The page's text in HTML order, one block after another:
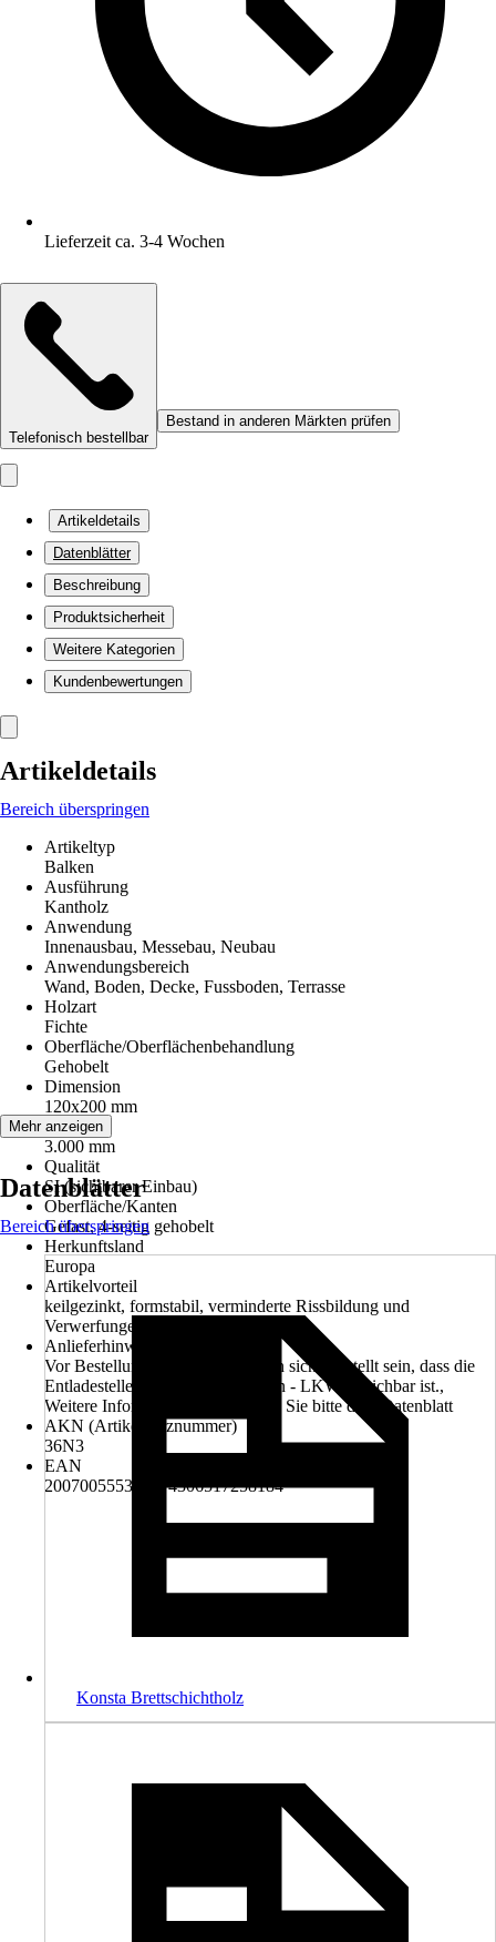
Lieferzeit ca. 3-4 Wochen
Telefonisch bestellbar
Bestand in anderen Märkten prüfen
Artikeldetails
Datenblätter
Beschreibung
Produktsicherheit
Weitere Kategorien
Kundenbewertungen
Artikeldetails
Bereich überspringen
Artikeltyp
Balken
Ausführung
Kantholz
Anwendung
Innenausbau, Messebau, Neubau
Anwendungsbereich
Wand, Boden, Decke, Fussboden, Terrasse
Holzart
Fichte
Oberfläche/Oberflächenbehandlung
Gehobelt
Dimension
120x200 mm
Länge
3.000 mm
Qualität
SI (sichtbarer Einbau)
Oberfläche/Kanten
Gefast, 4-seitig gehobelt
Herkunftsland
Europa
Artikelvorteil
keilgezinkt, formstabil, verminderte Rissbildung und
Verwerfungen
Anlieferhinweis
Vor Bestellung muss vom Kunden sichergestellt sein, dass die
Entladestelle mit einem 40 Tonnen - LKW erreichbar ist.,
Weitere Informationen entnehmen Sie bitte dem Datenblatt
AKN (Artikelkurznummer)
36N3
EAN
2007005553447, 4306517258184
Mehr anzeigen
Datenblätter
Bereich überspringen
Konsta Brettschichtholz